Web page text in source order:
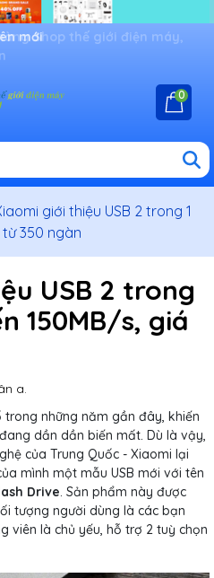
mới
0
giới thiệu USB 2 trong 1
350 ngàn
USB 2 trong
150MB/s, giá
a.
những năm gần đây, khiến
đang dần dần biến mất. Dù là vậy,
của Trung Quốc - Xiaomi lại
mình một mẫu USB mới với tên
Drive . Sản phẩm này được
tượng người dùng là các bạn
viên là chủ yếu, hỗ trợ 2 tuỳ chọn